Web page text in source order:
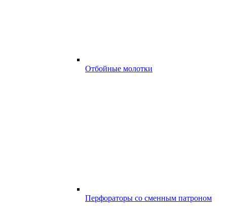
Отбойные молотки
Перфораторы со сменным патроном